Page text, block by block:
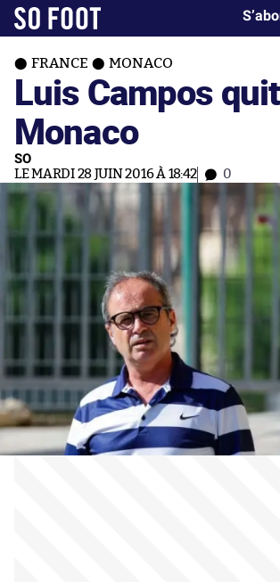
FRANCE MONACO
Luis Campos
Monaco
SO
LE MARDI 28 JUIN 2016 À 18:42 0